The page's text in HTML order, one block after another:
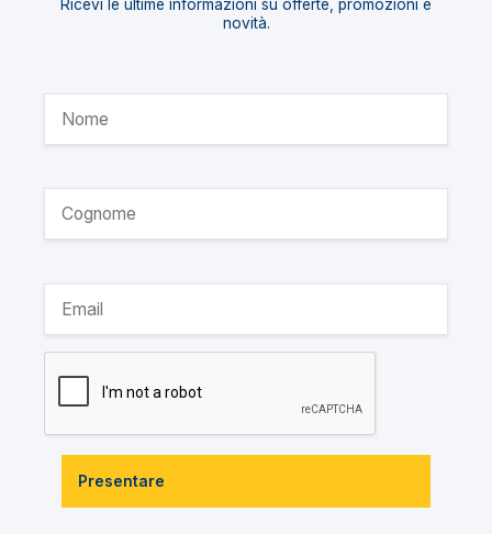
Ricevi le ultime informazioni su offerte, promozioni e
novità.
Presentare